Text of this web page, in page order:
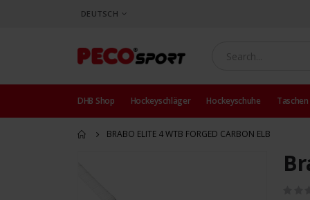
SPRACHE
DEUTSCH
DHB Shop Hockeyschläger Hockeyschuhe Taschen
BRABO ELITE 4 WTB FORGED CARBON ELB